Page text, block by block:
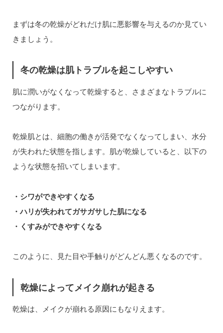
まずは冬の乾燥がどれだけ肌に悪影響を与えるのか見てい
きましょう。
冬の乾燥は肌トラブルを起こしやすい
肌に潤いがなくなって乾燥すると、さまざまなトラブルに
つながります。
乾燥肌とは、細胞の働きが活発でなくなってしまい、水分
が失われた状態を指します。肌が乾燥していると、以下の
ような状態を招いてしまいます。
・シワができやすくなる
・ハリが失われてガサガサした肌になる
・くすみができやすくなる
このように、見た目や手触りがどんどん悪くなるのです。
乾燥によってメイク崩れが起きる
乾燥は、メイクが崩れる原因にもなりえます。